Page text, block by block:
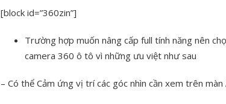
[block id=”360zin”]
Trường hợp muốn nâng cấp full tính năng nên
camera 360 ô tô vì những ưu việt như sau
– Có thể Cảm ứng vị trí các góc nhìn cần xem trên